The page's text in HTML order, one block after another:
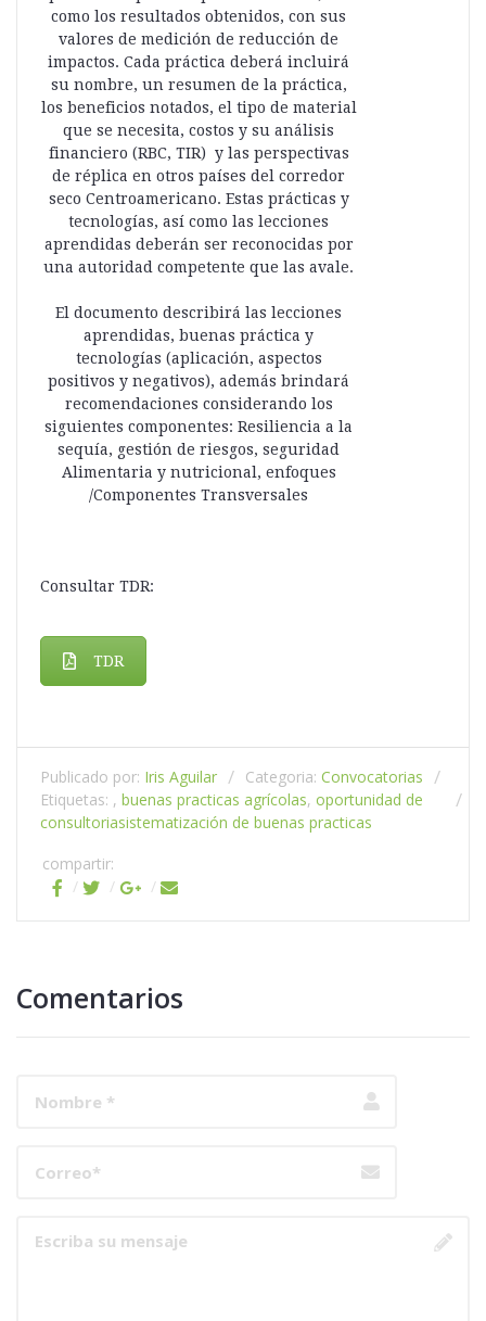
como los resultados obtenidos, con sus
valores de medición de reducción de
impactos. Cada práctica deberá incluirá
su nombre, un resumen de la práctica,
los beneficios notados, el tipo de material
que se necesita, costos y su análisis
financiero (RBC, TIR) y las perspectivas
de réplica en otros países del corredor
seco Centroamericano. Estas prácticas y
tecnologías, así como las lecciones
aprendidas deberán ser reconocidas por
una autoridad competente que las avale.
El documento describirá las lecciones
aprendidas, buenas práctica y
tecnologías (aplicación, aspectos
positivos y negativos), además brindará
recomendaciones considerando los
siguientes componentes: Resiliencia a la
sequía, gestión de riesgos, seguridad
Alimentaria y nutricional, enfoques
/Componentes Transversales
Consultar TDR:
TDR
Publicado por: Iris Aguilar Categoria: Convocatorias
Etiquetas: , buenas practicas agrícolas, oportunidad de
consultoriasistematización de buenas practicas
compartir:
Comentarios